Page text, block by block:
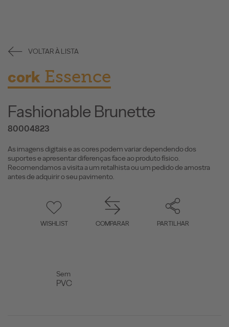
VOLTAR À LISTA
cork Essence
Fashionable Brunette
80004823
As imagens digitais e as cores podem variar dependendo dos
suportes e apresentar diferenças face ao produto físico.
Recomendamos a visita a um retalhista ou um pedido de amostra
antes de adquirir o seu pavimento.
WISHLIST COMPARAR PARTILHAR
Sem
PVC